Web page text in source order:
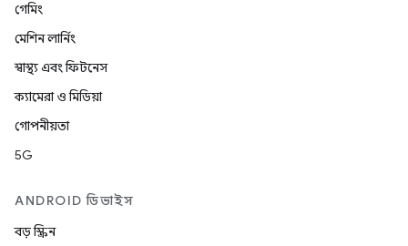
গেমিং
মেশিন লার্নিং
স্বাস্থ্য এবং ফিটনেস
ক্যামেরা ও মিডিয়া
গোপনীয়তা
5G
ANDROID ডিভাইস
বড় স্ক্রিন